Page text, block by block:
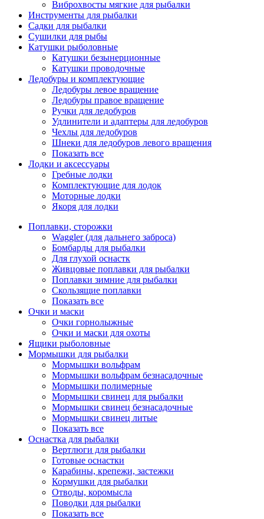
Виброхвосты мягкие для рыбалки
Инструменты для рыбалки
Садки для рыбалки
Сушилки для рыбы
Катушки рыболовные
Катушки безынерционные
Катушки проводочные
Ледобуры и комплектующие
Ледобуры левое вращение
Ледобуры правое вращение
Ручки для ледобуров
Удлинители и адаптеры для ледобуров
Чехлы для ледобуров
Шнеки для ледобуров левого вращения
Показать все
Лодки и аксессуары
Гребные лодки
Комплектующие для лодок
Моторные лодки
Якоря для лодки
Поплавки, сторожки
Waggler (для дальнего заброса)
Бомбарды для рыбалки
Для глухой оснастк
Живцовые поплавки для рыбалки
Поплавки зимние для рыбалки
Скользящие поплавки
Показать все
Очки и маски
Очки горнолыжные
Очки и маски для охоты
Ящики рыболовные
Мормышки для рыбалки
Мормышки вольфрам
Мормышки вольфрам безнасадочные
Мормышки полимерные
Мормышки свинец для рыбалки
Мормышки свинец безнасадочные
Мормышки свинец литые
Показать все
Оснастка для рыбалки
Вертлюги для рыбалки
Готовые оснастки
Карабины, крепежи, застежки
Кормушки для рыбалки
Отводы, коромысла
Поводки для рыбалки
Показать все